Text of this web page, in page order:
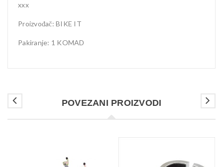
xxx
Proizvođač: BIKE IT
Pakiranje: 1 KOMAD
POVEZANI PROIZVODI